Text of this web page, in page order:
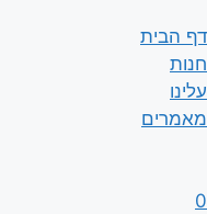
דף הבית
חנות
עלינו
מאמרים
0